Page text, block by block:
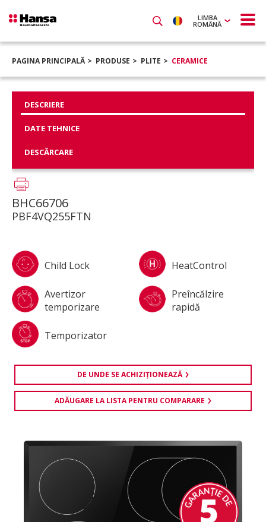
LIMBA
ROMÂNĂ
PAGINA PRINCIPALĂ PRODUSE PLITE CERAMICE
DESCRIERE
DATE TEHNICE
DESCĂRCARE
BHC66706
PBF4VQ255FTN
Child Lock HeatControl
Avertizor
temporizare
Preîncălzire
rapidă
Temporizator
DE UNDE SE ACHIZIŢIONEAZĂ
ADĂUGARE LA LISTA PENTRU COMPARARE